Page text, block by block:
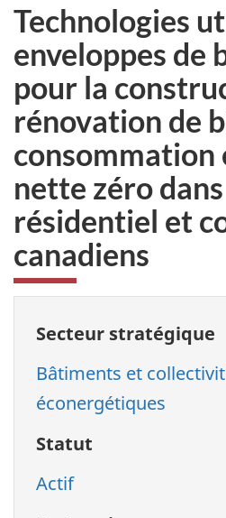
Technologies
enveloppes de
pour la
rénovation de
consommation
nette zéro
résidentiel et
canadiens
Secteur stratégique
Bâtiments et
éconergétiques
Statut
Actif